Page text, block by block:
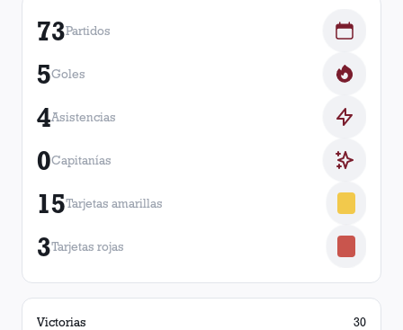
73Partidos
5Goles
4Asistencias
0Capitanías
15Tarjetas amarillas
3Tarjetas rojas
Victorias
30